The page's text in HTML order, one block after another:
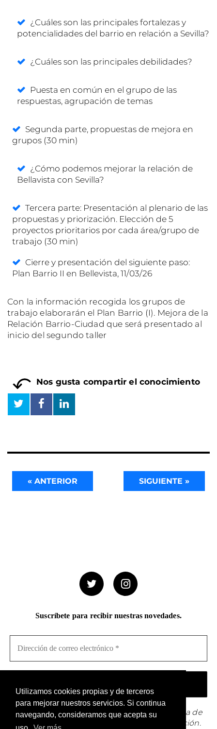
Utilizamos cookies propias y de terceros
para mejorar nuestros servicios. Si continua
navegando, consideramos que acepta su
¿Cuáles son las principales fortalezas y
potencialidades del barrio en relación a Sevilla?
¿Cuáles son las principales debilidades?
Puesta en común en el grupo de las
respuestas, agrupación de temas
Segunda parte, propuestas de mejora en
grupos (30 min)
¿Cómo podemos mejorar la relación de
Bellavista con Sevilla?
Tercera parte: Presentación al plenario de las
propuestas y priorización. Elección de 5
proyectos prioritarios por cada área/grupo de
trabajo (30 min)
Cierre y presentación del siguiente paso:
Plan Barrio II en Bellevista, 11/03/26
Con la información recogida los grupos de
trabajo elaborarán el Plan Barrio (I). Mejora de la
Relación Barrio-Ciudad que será presentado al
inicio del segundo taller
Nos gusta compartir el conocimiento
« ANTERIOR SIGUIENTE »
Suscríbete para recibir nuestras novedades.
¡No hacemos spam! Lee nuestra [link]política de
privacidad[/link] para obtener más información.